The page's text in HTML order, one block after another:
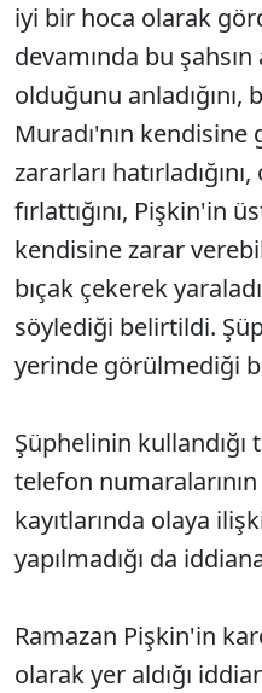
iyi bir hoca olarak
devamında bu
olduğunu
Muradı'nın
zararları
fırlattığını, Pişkin'in
kendisine zarar
bıçak çekerek
söylediği belirtildi.
yerinde görülmediği
Şüphelinin
telefon
kayıtlarında olaya
yapılmadığı da
Ramazan Pişkin'in
olarak yer aldığı